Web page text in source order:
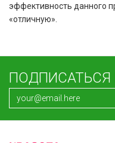
эффективность данного
«отличную».